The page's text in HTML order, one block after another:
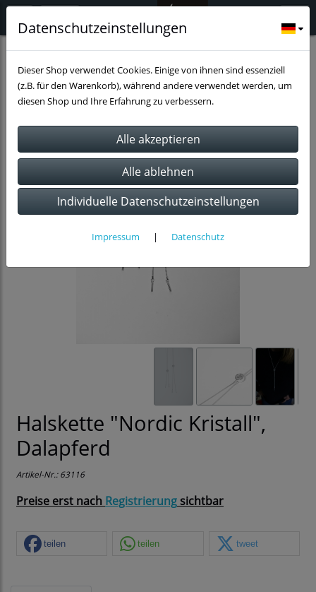
Schmuck Halsketten Dalapferd
Halskette "Nordic Kristall",
Dalapferd
Artikel-Nr.:63116
Preise erst nach Registrierung sichtbar
teilen teilen tweet
Datenschutzeinstellungen
Dieser Shop verwendet Cookies. Einige von ihnen sind essenziell
(z.B. für den Warenkorb), während andere verwendet werden, um
diesen Shop und Ihre Erfahrung zu verbessern.
Individuelle Datenschutzeinstellungen
Impressum | Datenschutz